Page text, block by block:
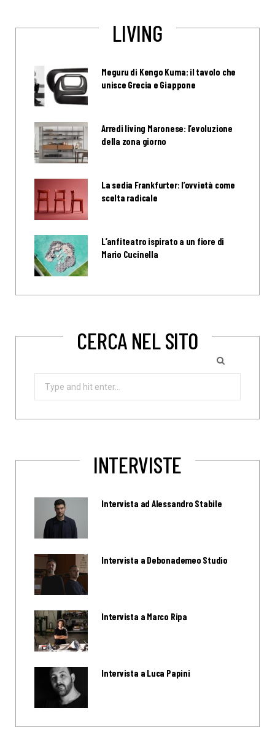
LIVING
Meguru di Kengo Kuma: il tavolo che
unisce Grecia e Giappone
Arredi living Maronese: l’evoluzione
della zona giorno
La sedia Frankfurter: l’ovvietà come
scelta radicale
L’anfiteatro ispirato a un fiore di
Mario Cucinella
CERCA NEL SITO
Search
INTERVISTE
Intervista ad Alessandro Stabile
Intervista a Debonademeo Studio
Intervista a Marco Ripa
Intervista a Luca Papini